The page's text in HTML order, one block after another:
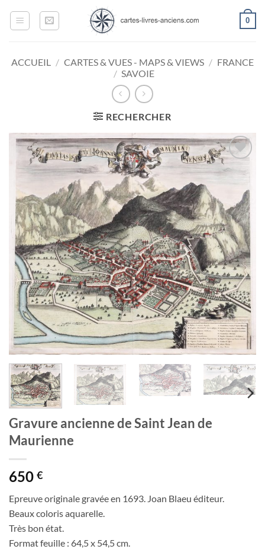
0
ACCUEIL / CARTES & VUES - MAPS & VIEWS / FRANCE
/ SAVOIE
RECHERCHER
Ajouter
wishlist
Gravure ancienne de Saint Jean de
Maurienne
650 €
Epreuve originale gravée en 1693. Joan Blaeu éditeur.
Beaux coloris aquarelle.
Très bon état.
Format feuille : 64,5 x 54,5 cm.